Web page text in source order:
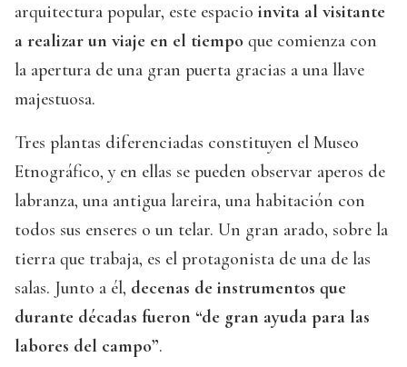
arquitectura popular, este espacio invita al visitante
a realizar un viaje en el tiempo que comienza con
la apertura de una gran puerta gracias a una llave
majestuosa.
Tres plantas diferenciadas constituyen el Museo
Etnográfico, y en ellas se pueden observar aperos de
labranza, una antigua lareira, una habitación con
todos sus enseres o un telar. Un gran arado, sobre la
tierra que trabaja, es el protagonista de una de las
salas. Junto a él, decenas de instrumentos que
durante décadas fueron “de gran ayuda para las
labores del campo”.